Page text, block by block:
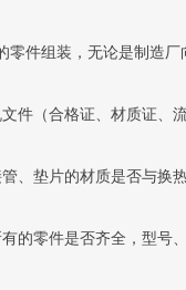
零件组装，无论是制造
件（合格证、材质证、
、垫片的材质是否与换
的零件是否齐全，型号